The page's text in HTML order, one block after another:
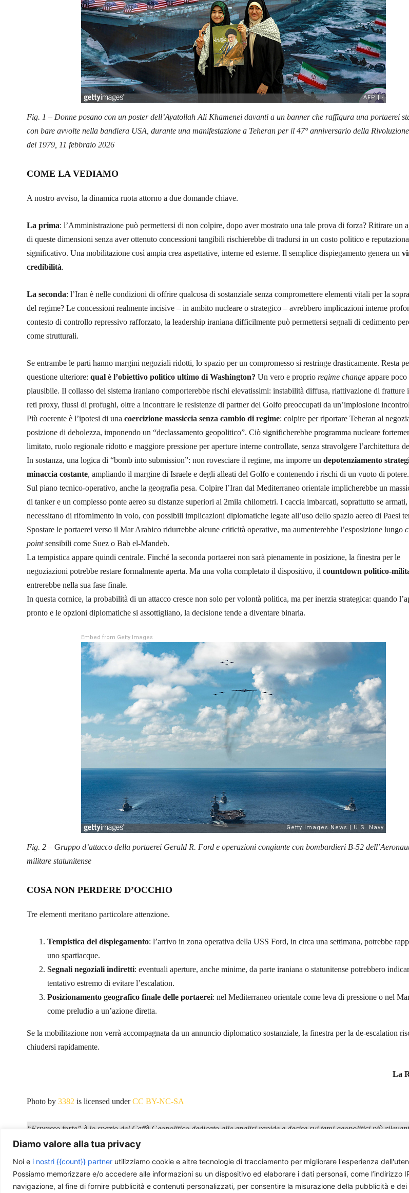
Diamo valore alla tua privacy
Noi e i nostri {{count}} partner utilizziamo cookie e altre tecnologie di tracciamento per migliorare l'esperienza
Possiamo memorizzare e/o accedere alle informazioni su un dispositivo ed elaborare i dati personali, come l’indirizzo
navigazione, al fine di fornire pubblicità e contenuti personalizzati, per consentire la misurazione della pubblicità e
Fig. 1 – Donne posano con un poster dell’Ayatollah Ali Khamenei davanti a un banner che raffigura una portaerei
con bare avvolte nella bandiera USA, durante una manifestazione a Teheran per il 47° anniversario della
del 1979, 11 febbraio 2026
COME LA VEDIAMO
A nostro avviso, la dinamica ruota attorno a due domande chiave.
La prima: l’Amministrazione può permettersi di non colpire, dopo aver mostrato una tale prova di forza? Ritirare un
di queste dimensioni senza aver ottenuto concessioni tangibili rischierebbe di tradursi in un costo politico e
significativo. Una mobilitazione così ampia crea aspettative, interne ed esterne. Il semplice dispiegamento genera un
credibilità.
La seconda: l’Iran è nelle condizioni di offrire qualcosa di sostanziale senza compromettere elementi vitali per la
del regime? Le concessioni realmente incisive – in ambito nucleare o strategico – avrebbero implicazioni interne
contesto di controllo repressivo rafforzato, la leadership iraniana difficilmente può permettersi segnali di cedimento
come strutturali.
Se entrambe le parti hanno margini negoziali ridotti, lo spazio per un compromesso si restringe drasticamente. Resta
questione ulteriore: qual è l’obiettivo politico ultimo di Washington? Un vero e proprio regime change appare poco
plausibile. Il collasso del sistema iraniano comporterebbe rischi elevatissimi: instabilità diffusa, riattivazione di fratture
reti proxy, flussi di profughi, oltre a incontrare le resistenze di partner del Golfo preoccupati da un’implosione
Più coerente è l’ipotesi di una coercizione massiccia senza cambio di regime: colpire per riportare Teheran al
posizione di debolezza, imponendo un “declassamento geopolitico”. Ciò significherebbe programma nucleare
limitato, ruolo regionale ridotto e maggiore pressione per aperture interne controllate, senza stravolgere l’architettura
In sostanza, una logica di “bomb into submission”: non rovesciare il regime, ma imporre un depotenziamento
minaccia costante, ampliando il margine di Israele e degli alleati del Golfo e contenendo i rischi di un vuoto di potere.
Sul piano tecnico-operativo, anche la geografia pesa. Colpire l’Iran dal Mediterraneo orientale implicherebbe un
di tanker e un complesso ponte aereo su distanze superiori ai 2mila chilometri. I caccia imbarcati, soprattutto se armati,
necessitano di rifornimento in volo, con possibili implicazioni diplomatiche legate all’uso dello spazio aereo di Paesi
Spostare le portaerei verso il Mar Arabico ridurrebbe alcune criticità operative, ma aumenterebbe l’esposizione lungo
pointsensibili come Suez o Bab el-Mandeb.
La tempistica appare quindi centrale. Finché la seconda portaerei non sarà pienamente in posizione, la finestra per le
negoziazioni potrebbe restare formalmente aperta. Ma una volta completato il dispositivo, il countdown politico-
entrerebbe nella sua fase finale.
In questa cornice, la probabilità di un attacco cresce non solo per volontà politica, ma per inerzia strategica: quando
pronto e le opzioni diplomatiche si assottigliano, la decisione tende a diventare binaria.
Embed from Getty Images
Fig. 2 – Gruppo d’attacco della portaerei Gerald R. Ford e operazioni congiunte con bombardieri B-52
militare statunitense
COSA NON PERDERE D’OCCHIO
Tre elementi meritano particolare attenzione.
Tempistica del dispiegamento: l’arrivo in zona operativa della USS Ford, in circa una settimana, potrebbe
uno spartiacque.
Segnali negoziali indiretti: eventuali aperture, anche minime, da parte iraniana o statunitense potrebbero
tentativo estremo di evitare l’escalation.
Posizionamento geografico finale delle portaerei: nel Mediterraneo orientale come leva di pressione o nel
come preludio a un’azione diretta.
Se la mobilitazione non verrà accompagnata da un annuncio diplomatico sostanziale, la finestra per la de-escalation
chiudersi rapidamente.
La
Photo by 3382 is licensed underCC BY-NC-SA
“Espresso forte” è lo spazio del Caffè Geopolitico dedicato alle analisi rapide e decise sui temi geopolitici più
articolo nasce dal cuore pulsante della nostra redazione: le chat interne tra i membri del direttivo, innescate da uno